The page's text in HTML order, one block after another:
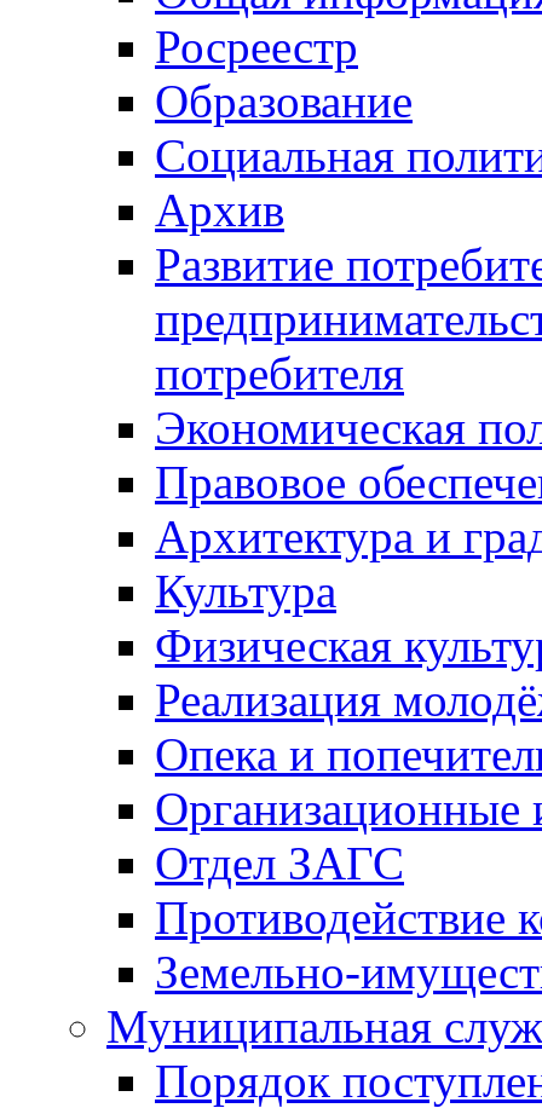
Росреестр
Образование
Социальная
Архив
Развитие
потребителя
Экономическая
Правовое
Архитектура и
Культура
Физическая
Реализация
Опека и
Отдел ЗАГС
Противодействие
Земельно-
Муниципальная
Порядок